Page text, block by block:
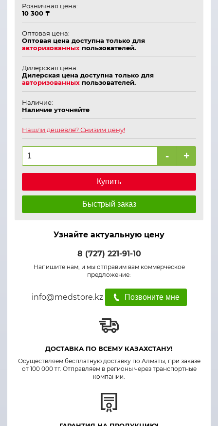
Розничная цена:
10 300 ₸
Оптовая цена:
Оптовая цена доступна только для
авторизованных пользователей.
Дилерская цена:
Дилерская цена доступна только для
авторизованных пользователей.
Наличие:
Наличие уточняйте
Нашли дешевле? Снизим цену!
- +
Купить
Быстрый заказ
Узнайте актуальную цену
8 (727) 221-91-10
Напишите нам, и мы отправим вам коммерческое
предложение:
info@medstore.kz Позвоните мне
ДОСТАВКА ПО ВСЕМУ КАЗАХСТАНУ!
Осуществляем бесплатную доставку по Алматы, при заказе
от 100 000 тг. Отправляем в регионы через транспортные
компании.